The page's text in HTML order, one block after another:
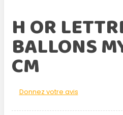
H OR
BALLONS
CM
Donnez votre avis